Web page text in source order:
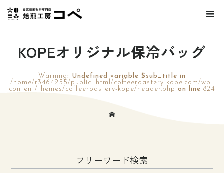
KOPEオリジナル保冷バッグ
Warning: Undefined variable $sub_title in
/home/r3464255/public_html/coffeeroastery-kope.com/wp-
content/themes/coffeeroastery-kope/header.php on line 824
フリーワード検索